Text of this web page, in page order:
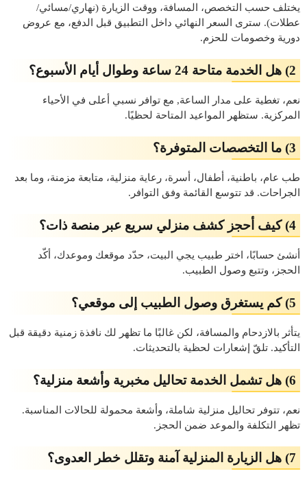
يختلف حسب التخصص، المسافة، ووقت الزيارة (نهاري/مسائي/
عطلات). سترى السعر النهائي داخل التطبيق قبل الدفع، مع عروض
دورية وخصومات للحزم.
2) هل الخدمة متاحة 24 ساعة وطوال أيام الأسبوع؟
نعم، تغطية على مدار الساعة, مع توافر نسبي أعلى في الأحياء
المركزية. ستظهر المواعيد المتاحة لحظيًا.
3) ما التخصصات المتوفرة؟
طب عام، باطنية، أطفال، أسرة، رعاية منزلية، متابعة مزمنة، وما بعد
الجراحات. قد تتوسع القائمة وفق التوافر.
4) كيف أحجز كشف منزلي سريع عبر منصة ذات؟
أنشئ حسابًا، اختر طبيب يجي البيت، حدّد موقعك وموعدك، أكّد
الحجز، وتتبع وصول الطبيب.
5) كم يستغرق وصول الطبيب إلى موقعي؟
يتأثر بالازدحام والمسافة، لكن غالبًا ما تظهر لك نافذة زمنية دقيقة قبل
التأكيد. تلقّ إشعارات لحظية بالتحديثات.
6) هل تشمل الخدمة تحاليل مخبرية وأشعة منزلية؟
نعم، تتوفر تحاليل منزلية شاملة، وأشعة محمولة للحالات المناسبة.
تظهر التكلفة والموعد ضمن الحجز.
7) هل الزيارة المنزلية آمنة وتقلل خطر العدوى؟